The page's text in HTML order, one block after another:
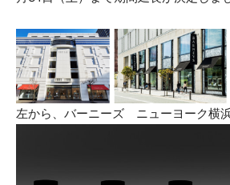
左から、バーニーズ ニューヨーク